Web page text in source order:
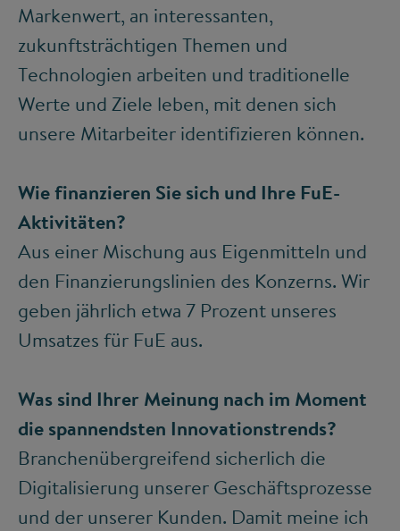
Markenwert, an interessanten,
zukunftsträchtigen Themen und
Technologien arbeiten und traditionelle
Werte und Ziele leben, mit denen sich
unsere Mitarbeiter identifizieren können.
Wie finanzieren Sie sich und Ihre FuE-
Aktivitäten?
Aus einer Mischung aus Eigenmitteln und
den Finanzierungslinien des Konzerns. Wir
geben jährlich etwa 7 Prozent unseres
Umsatzes für FuE aus.
Was sind Ihrer Meinung nach im Moment
die spannendsten Innovationstrends?
Branchenübergreifend sicherlich die
Digitalisierung unserer Geschäftsprozesse
und der unserer Kunden. Damit meine ich